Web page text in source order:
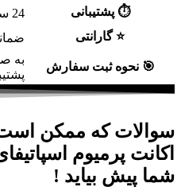
⏱ پشتیبانی
24 ساعت شبانه روز
⭐ گارانتی
🎯 نحوه ثبت سفارش
به
سوالات که ممکن است
اکانت پرمیوم
شما پیش بیاید !